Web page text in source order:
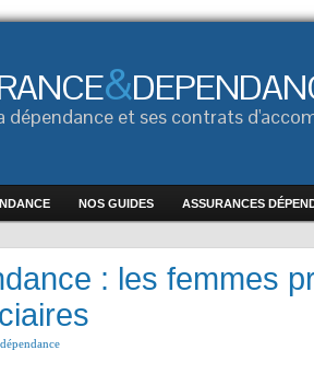
&
dépendance et ses contrats
NOS GUIDES ASSURANCES
: les femmes